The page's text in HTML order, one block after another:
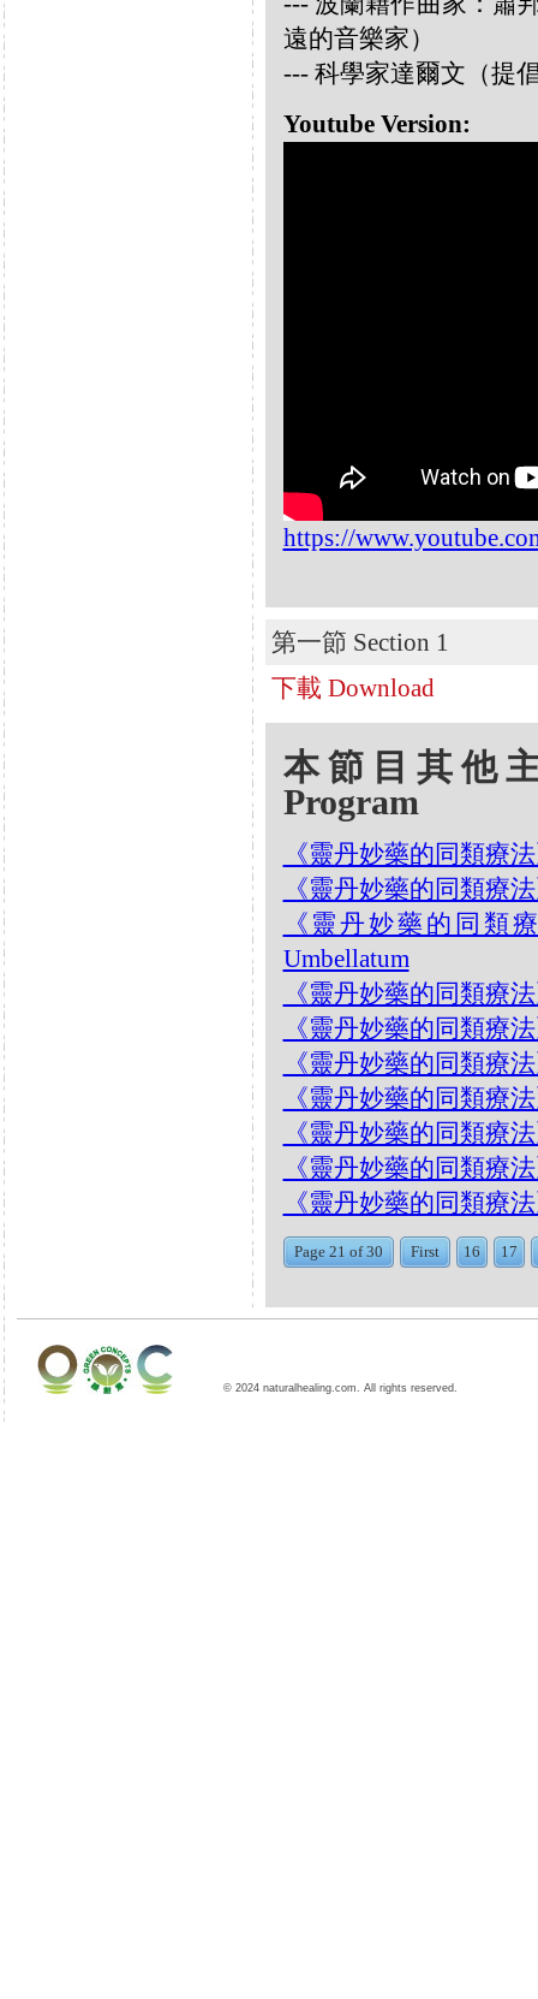
遠的音樂家）
--- 科學家達爾文（提
Youtube Version:
https://
第一節 Section 1
下載 Download
本節目其他
Program
《靈丹妙藥的同類療
《靈丹妙藥的同類療
《靈丹妙藥的同類
Umbellatum
《靈丹妙藥的同類療
《靈丹妙藥的同類療
《靈丹妙藥的同類療
《靈丹妙藥的同類療
《靈丹妙藥的同類療
《靈丹妙藥的同類療
《靈丹妙藥的同類療
Page 21 of 30 First 16 17
© 2024 naturalhealing.com. All rights reserved.